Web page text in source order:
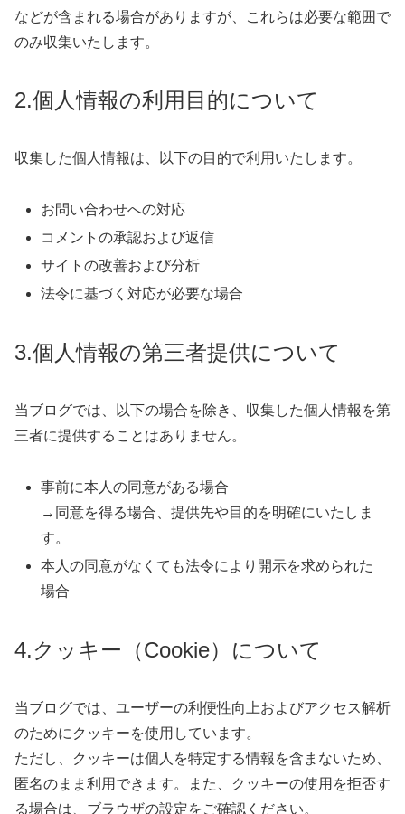
などが含まれる場合がありますが、これらは必要な範囲で
のみ収集いたします。
2.個人情報の利用目的について
収集した個人情報は、以下の目的で利用いたします。
お問い合わせへの対応
コメントの承認および返信
サイトの改善および分析
法令に基づく対応が必要な場合
3.個人情報の第三者提供について
当ブログでは、以下の場合を除き、収集した個人情報を第
三者に提供することはありません。
事前に本人の同意がある場合
→同意を得る場合、提供先や目的を明確にいたしま
す。
本人の同意がなくても法令により開示を求められた
場合
4.クッキー（Cookie）について
当ブログでは、ユーザーの利便性向上およびアクセス解析
のためにクッキーを使用しています。
ただし、クッキーは個人を特定する情報を含まないため、
匿名のまま利用できます。また、クッキーの使用を拒否す
る場合は、ブラウザの設定をご確認ください。